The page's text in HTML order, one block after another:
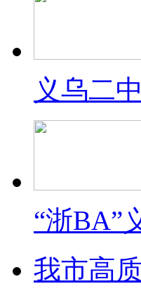
义乌二
“浙BA”
我市高